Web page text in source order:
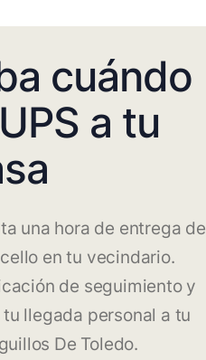
cuándo
a tu
una hora de entrega de
en tu vecindario.
de seguimiento y
llegada personal a tu
De Toledo.